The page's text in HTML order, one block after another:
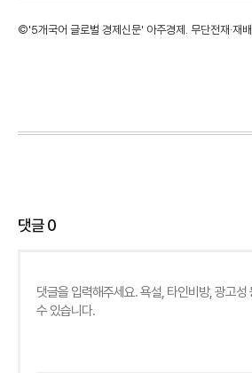
©'5개국어 글로벌 경제신문' 아주경제. 무단전재·재
댓글0